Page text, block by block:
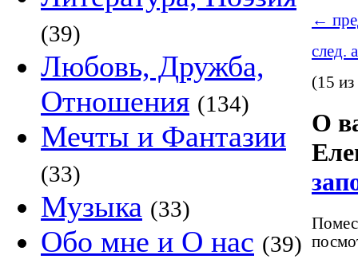
(39)
Любовь, Дружба,
Отношения (134)
Мечты и Фантазии
(33)
Музыка (33)
Обо мне и О нас (39)
←
след.
(15
О